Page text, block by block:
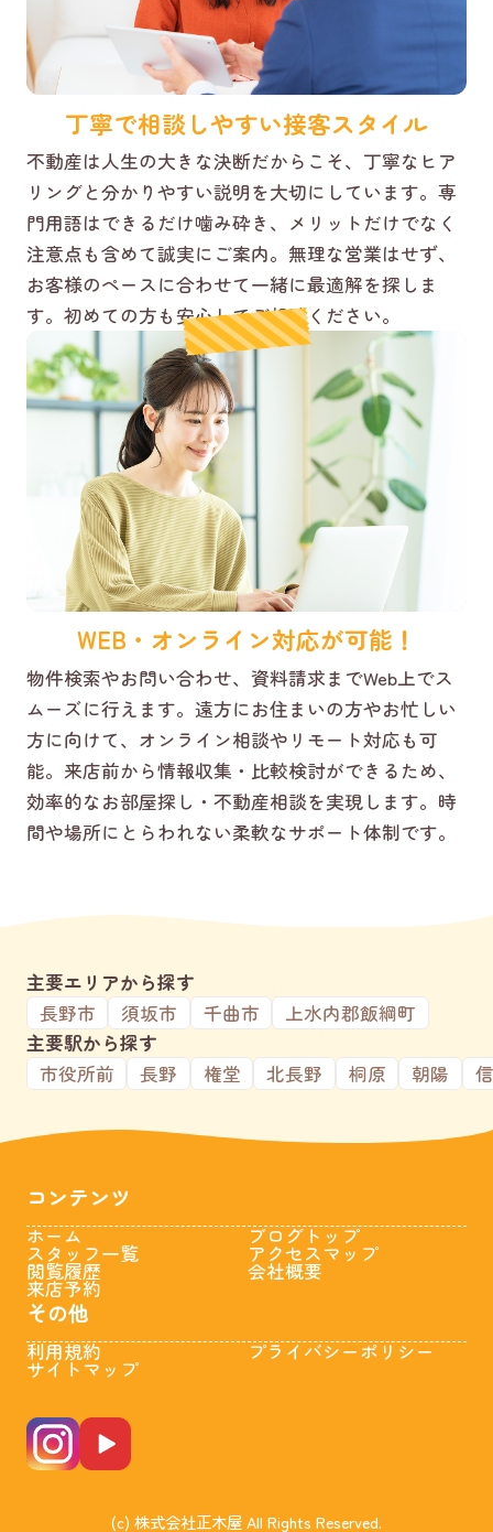
丁寧で相談しやすい接客スタイル
不動産は人生の大きな決断だからこそ、丁寧なヒア
リングと分かりやすい説明を大切にしています。専
門用語はできるだけ噛み砕き、メリットだけでなく
注意点も含めて誠実にご案内。無理な営業はせず、
お客様のペースに合わせて一緒に最適解を探しま
す。初めての方も安心してご相談ください。
WEB・オンライン対応が可能！
物件検索やお問い合わせ、資料請求までWeb上でス
ムーズに行えます。遠方にお住まいの方やお忙しい
方に向けて、オンライン相談やリモート対応も可
能。来店前から情報収集・比較検討ができるため、
効率的なお部屋探し・不動産相談を実現します。時
間や場所にとらわれない柔軟なサポート体制です。
主要エリアから探す
長野市
須坂市 千曲市
上水内郡飯綱町
主要駅から探す
市役所前
長野 権堂 北長野 桐原 朝陽
コンテンツ
ホーム
スタッフ一覧
閲覧履歴
来店予約
ブログトップ
アクセスマップ
会社概要
その他
利用規約
サイトマップ
プライバシーポリシー
(c) 株式会社正木屋 All Rights Reserved.